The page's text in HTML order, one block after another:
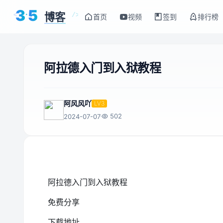
< />
35 博客 首页 视频 签到 排行榜
阿拉德入门到入狱教程
阿风风吖 LV3
2024-07-07 502
阿拉德入门到入狱教程
免费分享